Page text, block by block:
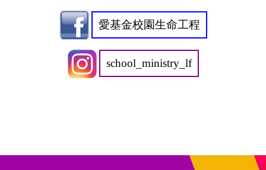
愛基金校園生命工程
school_ministry_lf